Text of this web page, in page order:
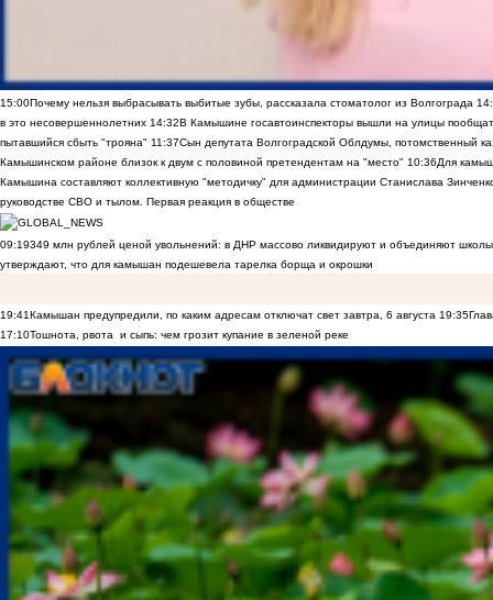
15:00Почему нельзя выбрасывать выбитые зубы, рассказала стоматолог из Волгограда
в это несовершеннолетних 14:32В Камышине госавтоинспекторы вышли на улицы
пытавшийся сбыть "трояна" 11:37Сын депутата Волгоградской Облдумы, потомственный
Камышинском районе близок к двум с половиной претендентам на "место" 10:36Для
Камышина составляют коллективную "методичку" для администрации Станислава
руководстве СВО и тылом. Первая реакция в обществе
09:19349 млн рублей ценой увольнений: в ДНР массово ликвидируют и объединяют
утверждают, что для камышан подешевела тарелка борща и окрошки
19:41Камышан предупредили, по каким адресам отключат свет завтра, 6 августа 19:35
17:10Тошнота, рвота и сыпь: чем грозит купание в зеленой реке